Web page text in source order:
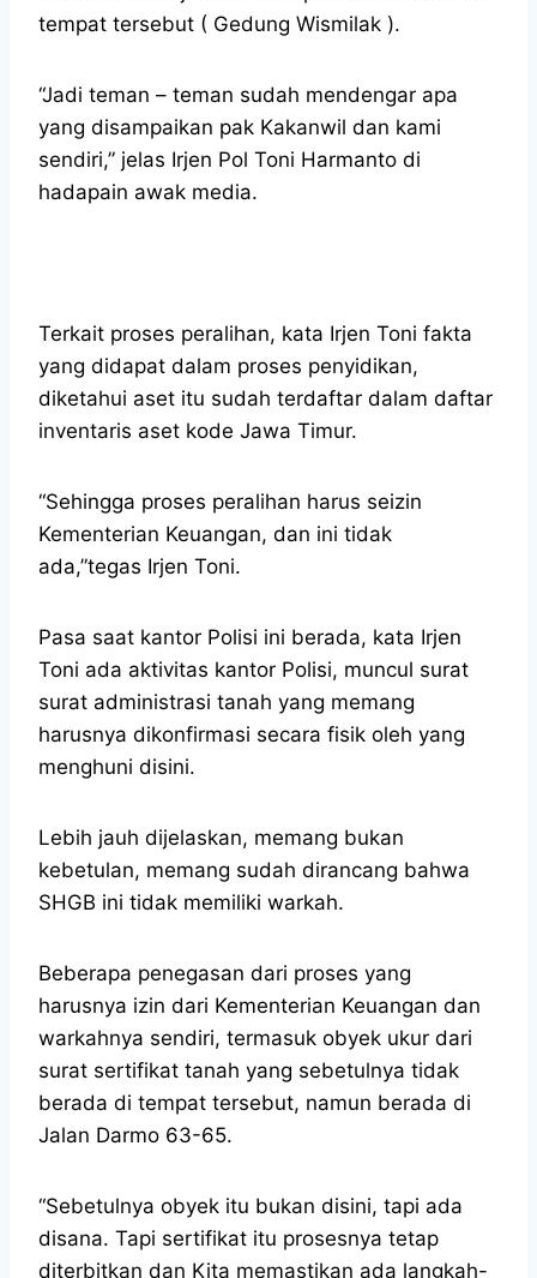
tempat tersebut ( Gedung Wismilak ).
“Jadi teman – teman sudah mendengar apa
yang disampaikan pak Kakanwil dan kami
sendiri,” jelas Irjen Pol Toni Harmanto di
hadapain awak media.
Terkait proses peralihan, kata Irjen Toni fakta
yang didapat dalam proses penyidikan,
diketahui aset itu sudah terdaftar dalam daftar
inventaris aset kode Jawa Timur.
“Sehingga proses peralihan harus seizin
Kementerian Keuangan, dan ini tidak
ada,”tegas Irjen Toni.
Pasa saat kantor Polisi ini berada, kata Irjen
Toni ada aktivitas kantor Polisi, muncul surat
surat administrasi tanah yang memang
harusnya dikonfirmasi secara fisik oleh yang
menghuni disini.
Lebih jauh dijelaskan, memang bukan
kebetulan, memang sudah dirancang bahwa
SHGB ini tidak memiliki warkah.
Beberapa penegasan dari proses yang
harusnya izin dari Kementerian Keuangan dan
warkahnya sendiri, termasuk obyek ukur dari
surat sertifikat tanah yang sebetulnya tidak
berada di tempat tersebut, namun berada di
Jalan Darmo 63-65.
“Sebetulnya obyek itu bukan disini, tapi ada
disana. Tapi sertifikat itu prosesnya tetap
diterbitkan dan Kita memastikan ada langkah-